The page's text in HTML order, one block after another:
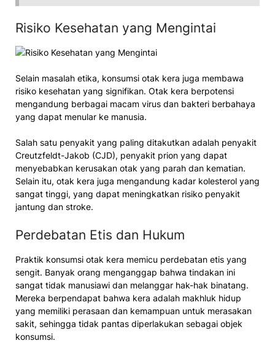
Risiko Kesehatan yang Mengintai
Selain masalah etika, konsumsi otak kera juga membawa
risiko kesehatan yang signifikan. Otak kera berpotensi
mengandung berbagai macam virus dan bakteri berbahaya
yang dapat menular ke manusia.
Salah satu penyakit yang paling ditakutkan adalah penyakit
Creutzfeldt-Jakob (CJD), penyakit prion yang dapat
menyebabkan kerusakan otak yang parah dan kematian.
Selain itu, otak kera juga mengandung kadar kolesterol yang
sangat tinggi, yang dapat meningkatkan risiko penyakit
jantung dan stroke.
Perdebatan Etis dan Hukum
Praktik konsumsi otak kera memicu perdebatan etis yang
sengit. Banyak orang menganggap bahwa tindakan ini
sangat tidak manusiawi dan melanggar hak-hak binatang.
Mereka berpendapat bahwa kera adalah makhluk hidup
yang memiliki perasaan dan kemampuan untuk merasakan
sakit, sehingga tidak pantas diperlakukan sebagai objek
konsumsi.